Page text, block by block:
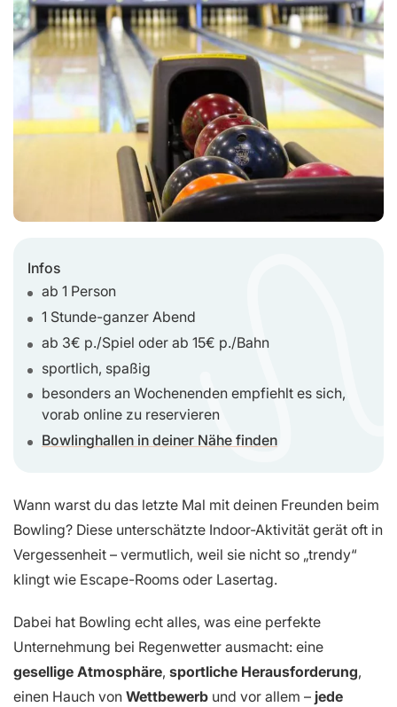
Infos
ab 1 Person
1 Stunde-ganzer Abend
ab 3€ p./Spiel oder ab 15€ p./Bahn
sportlich, spaßig
besonders an Wochenenden empfiehlt es sich,
vorab online zu reservieren
Bowlinghallen in deiner Nähe finden
Wann warst du das letzte Mal mit deinen Freunden beim
Bowling? Diese unterschätzte Indoor-Aktivität gerät oft in
Vergessenheit – vermutlich, weil sie nicht so „trendy“
klingt wie Escape-Rooms oder Lasertag.
Dabei hat Bowling echt alles, was eine perfekte
Unternehmung bei Regenwetter ausmacht: eine
gesellige Atmosphäre, sportliche Herausforderung,
einen Hauch von Wettbewerb und vor allem – jede